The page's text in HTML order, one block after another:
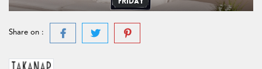
Share on :